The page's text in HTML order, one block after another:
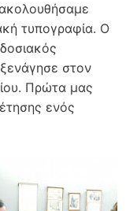
τυπογραφία. Ο
στον
Πρώτα μας
ενός